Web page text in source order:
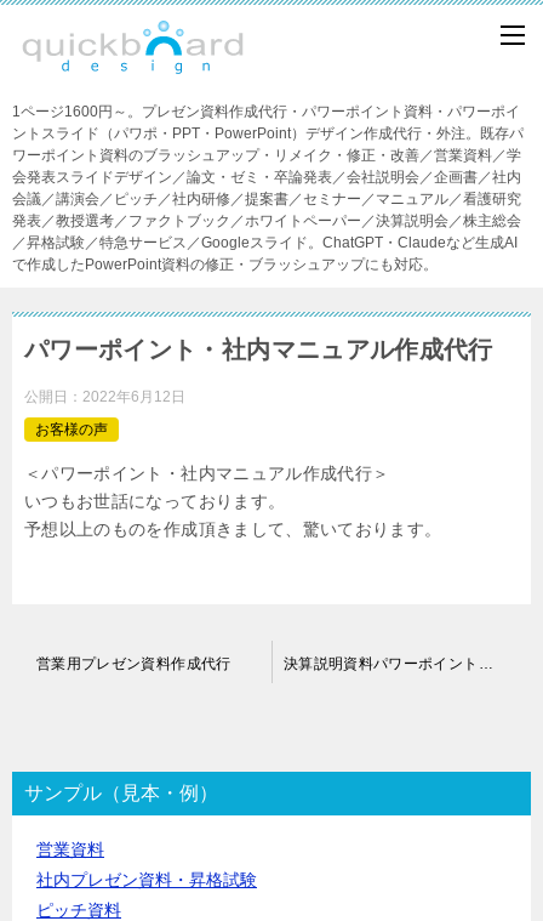
1ページ1600円～。プレゼン資料作成代行・パワーポイント資料・パワーポイ
ントスライド（パワポ・PPT・PowerPoint）デザイン作成代行・外注。既存パ
ワーポイント資料のブラッシュアップ・リメイク・修正・改善／営業資料／学
会発表スライドデザイン／論文・ゼミ・卒論発表／会社説明会／企画書／社内
会議／講演会／ピッチ／社内研修／提案書／セミナー／マニュアル／看護研究
発表／教授選考／ファクトブック／ホワイトペーパー／決算説明会／株主総会
／昇格試験／特急サービス／Googleスライド。ChatGPT・Claudeなど生成AI
で作成したPowerPoint資料の修正・ブラッシュアップにも対応。
パワーポイント・社内マニュアル作成代行
公開日： 2022年6月12日
お客様の声
＜パワーポイント・社内マニュアル作成代行＞
いつもお世話になっております。
予想以上のものを作成頂きまして、驚いております。
ゲ
ー
シ
営業用プレゼン資料作成代行
サンプル（見本・例）
営業資料
社内プレゼン資料・昇格試験
ピッチ資料